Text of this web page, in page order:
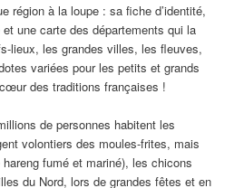
région à la loupe : sa fiche d’identité,
une carte des départements qui la
lieux, les grandes villes, les fleuves,
variées pour les petits et grands
des traditions françaises !
de personnes habitent les
volontiers des moules-frites, mais
fumé et mariné), les chicons
du Nord, lors de grandes fêtes et en